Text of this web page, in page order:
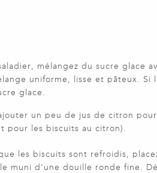
mélangez du sucre glace
uniforme, lisse et pâteux. Si
glace.
un peu de jus de citron
pour les biscuits au citron).
les biscuits sont refroidis,
muni d’une douille ronde fine.